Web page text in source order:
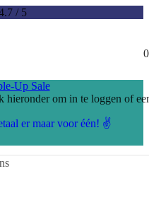
/5
0
om in te loggen of
Up Sale
er maar voor één! ✌️